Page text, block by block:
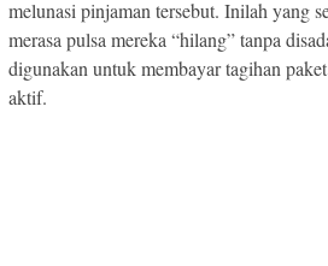
melunasi pinjaman tersebut. Inilah yang
merasa pulsa mereka “hilang” tanpa
digunakan untuk membayar tagihan
aktif.